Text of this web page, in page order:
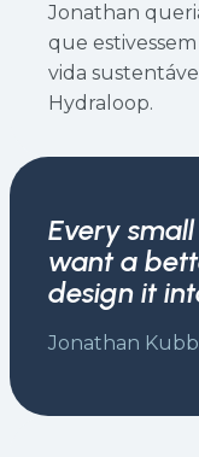
Jonathan
que
vida
Hydraloop.
Every
want a
design it
Jonathan